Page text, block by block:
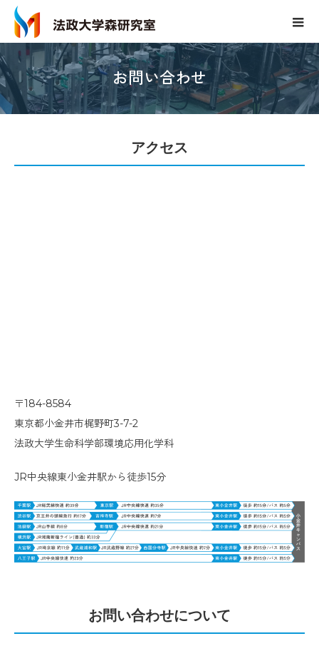
お問い合わせ
アクセス
〒184-8584
東京都小金井市梶野町3-7-2
法政大学生命科学部環境応用化学科
JR中央線東小金井駅から徒歩15分
お問い合わせについて